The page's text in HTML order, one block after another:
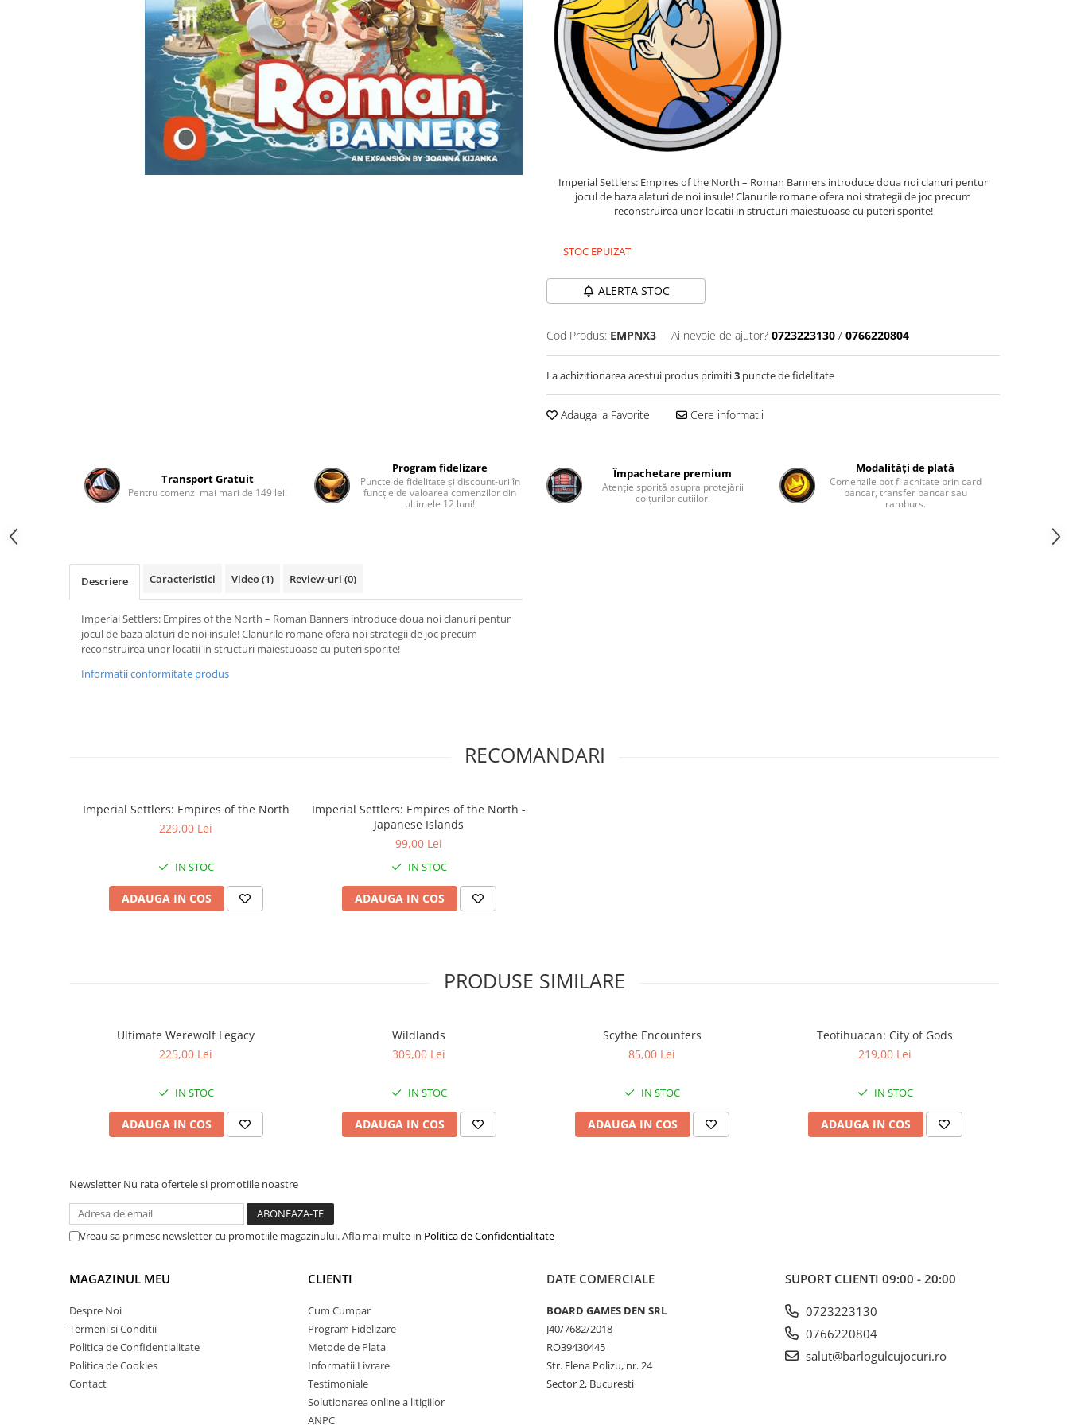
Imperial Settlers: Empires of the North – Roman Banners introduce doua noi clanuri pentur
jocul de baza alaturi de noi insule! Clanurile romane ofera noi strategii de joc precum
reconstruirea unor locatii in structuri maiestuoase cu puteri sporite!
STOC EPUIZAT
ALERTA STOC
Cod Produs: EMPNX3 Ai nevoie de ajutor? 0723223130 / 0766220804
La achizitionarea acestui produs primiti3 puncte de fidelitate
Adauga la Favorite Cere informatii
Transport Gratuit
Pentru comenzi mai mari de 149 lei!
Program fidelizare
Puncte de fidelitate și discount-uri în
funcție de valoarea comenzilor din
ultimele 12 luni!
Împachetare premium
Atenție sporită asupra protejării
colțurilor cutiilor.
Modalități de plată
Comenzile pot fi achitate prin card
bancar, transfer bancar sau
ramburs.
Descriere Caracteristici Video(1) Review-uri (0)
Imperial Settlers: Empires of the North – Roman Banners introduce doua noi clanuri pentur
jocul de baza alaturi de noi insule! Clanurile romane ofera noi strategii de joc precum
reconstruirea unor locatii in structuri maiestuoase cu puteri sporite!
Informatii conformitate produs
RECOMANDARI
Imperial Settlers: Empires of the North
229,00 Lei
IN STOC
ADAUGA IN COS
Imperial Settlers: Empires of the North -
Japanese Islands
99,00 Lei
IN STOC
ADAUGA IN COS
PRODUSE SIMILARE
Ultimate Werewolf Legacy
225,00 Lei
IN STOC
ADAUGA IN COS
Wildlands
309,00 Lei
IN STOC
ADAUGA IN COS
Scythe Encounters
85,00 Lei
IN STOC
ADAUGA IN COS
Teotihuacan: City of Gods
219,00 Lei
IN STOC
ADAUGA IN COS
Newsletter Nu rata ofertele si promotiile noastre
Vreau sa primesc newsletter cu promotiile magazinului. Afla mai multe in Politica de Confidentialitate
MAGAZINUL MEU
Despre Noi
Termeni si Conditii
Politica de Confidentialitate
Politica de Cookies
Contact
CLIENTI
Cum Cumpar
Program Fidelizare
Metode de Plata
Informatii Livrare
Testimoniale
Solutionarea online a litigiilor
ANPC
DATE COMERCIALE
BOARD GAMES DEN SRL
J40/7682/2018
RO39430445
Str. Elena Polizu, nr. 24
Sector 2, Bucuresti
SUPORT CLIENTI 09:00 - 20:00
0723223130
0766220804
salut@barlogulcujocuri.ro